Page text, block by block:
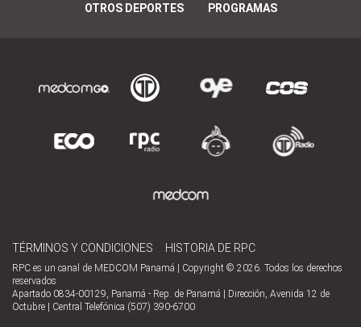
OTROS DEPORTES PROGRAMAS
TÉRMINOS Y CONDICIONES HISTORIA DE RPC
RPC es un canal de MEDCOM Panamá | Copyright © 2026. Todos los derechos
reservados
Apartado 0834-00129, Panamá - Rep. de Panamá | Dirección, Avenida 12 de
Octubre | Central Telefónica (507) 390-6700